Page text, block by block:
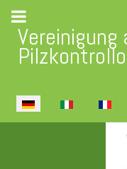
Sprache auswählen